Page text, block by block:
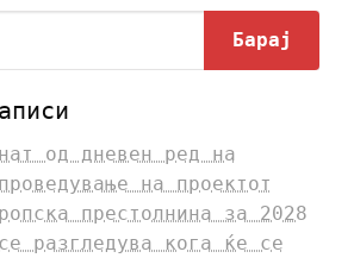
Барај
од дневен ред на
на проектот
престолнина за 2028
разгледува кога ќе се